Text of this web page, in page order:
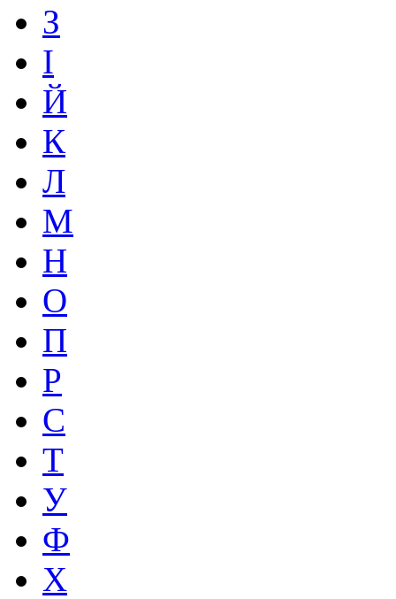
З
І
Й
К
Л
М
Н
О
П
Р
С
Т
У
Ф
Х